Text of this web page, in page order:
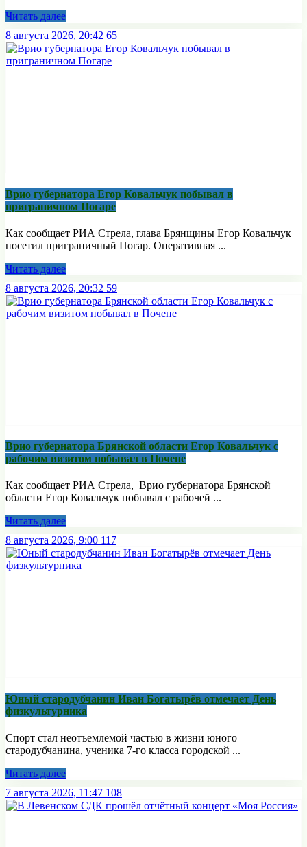
Читать далее
8 августа 2026, 20:42 65
Врио губернатора Егор Ковальчук побывал в
приграничном Погаре
Как сообщает РИА Стрела, глава Брянщины Егор Ковальчук
посетил приграничный Погар. Оперативная ...
Читать далее
8 августа 2026, 20:32 59
Врио губернатора Брянской области Егор Ковальчук с
рабочим визитом побывал в Почепе
Как сообщает РИА Стрела, Врио губернатора Брянской
области Егор Ковальчук побывал с рабочей ...
Читать далее
8 августа 2026, 9:00 117
Юный стародубчанин Иван Богатырёв отмечает День
физкультурника
Спорт стал неотъемлемой частью в жизни юного
стародубчанина, ученика 7-го класса городской ...
Читать далее
7 августа 2026, 11:47 108